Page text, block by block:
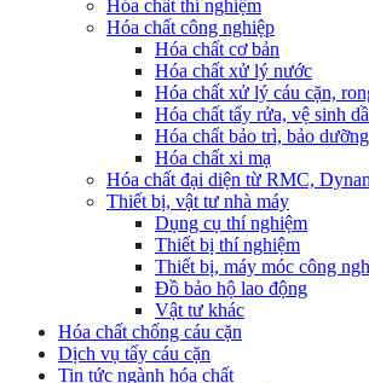
Hóa chất thí nghiệm
Hóa chất công nghiệp
Hóa chất cơ bản
Hóa chất xử lý nước
Hóa chất xử lý cáu cặn,
Hóa chất tẩy rửa, vệ sinh
Hóa chất bảo trì, bảo dưỡng
Hóa chất xi mạ
Hóa chất đại diện từ RMC,
Thiết bị, vật tư nhà máy
Dụng cụ thí nghiệm
Thiết bị thí nghiệm
Thiết bị, máy móc công
Đồ bảo hộ lao động
Vật tư khác
Hóa chất chống cáu cặn
Dịch vụ tẩy cáu cặn
Tin tức ngành hóa chất